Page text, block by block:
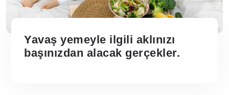
Yavaş yemeyle ilgili aklınızı
başınızdan alacak gerçekler.